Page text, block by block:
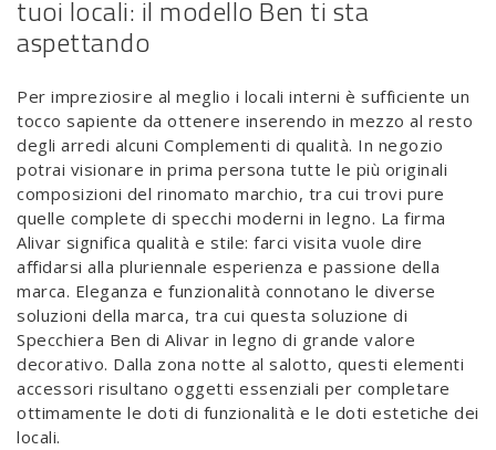
tuoi locali: il modello Ben ti sta
aspettando
Per impreziosire al meglio i locali interni è sufficiente un
tocco sapiente da ottenere inserendo in mezzo al resto
degli arredi alcuni Complementi di qualità. In negozio
potrai visionare in prima persona tutte le più originali
composizioni del rinomato marchio, tra cui trovi pure
quelle complete di specchi moderni in legno. La firma
Alivar significa qualità e stile: farci visita vuole dire
affidarsi alla pluriennale esperienza e passione della
marca. Eleganza e funzionalità connotano le diverse
soluzioni della marca, tra cui questa soluzione di
Specchiera Ben di Alivar in legno di grande valore
decorativo. Dalla zona notte al salotto, questi elementi
accessori risultano oggetti essenziali per completare
ottimamente le doti di funzionalità e le doti estetiche dei
locali.